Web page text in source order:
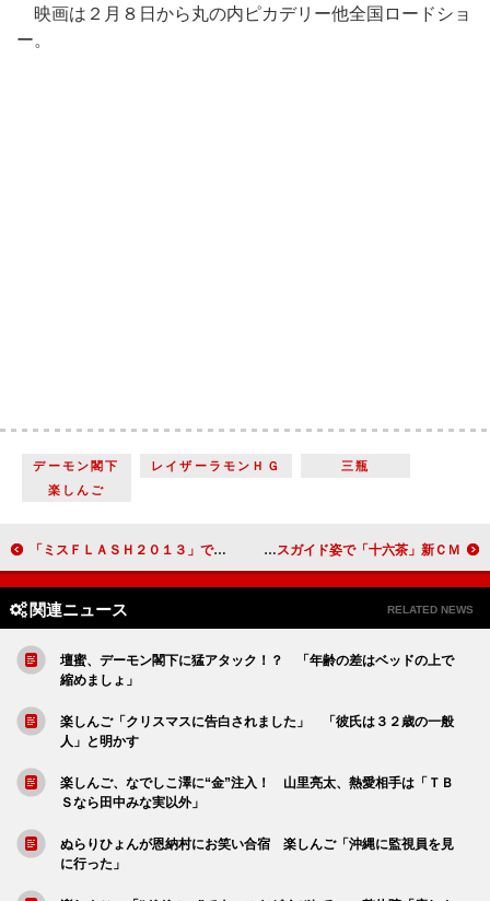
映画は２月８日から丸の内ピカデリー他全国ロードショ
ー。
デーモン閣下 レイザーラモンＨＧ
三瓶
楽しんご
「ミスＦＬＡＳＨ２０１３」でビキニ姿を披露 池田裕子は、公約通りに“ゲテモノ食い！？” ガッキー、ご当地キャラに笑顔 バスガイド姿で「十六茶」新ＣＭ
関連ニュース RELATED NEWS
壇蜜、デーモン閣下に猛アタック！？ 「年齢の差はベッドの上で
縮めましょ」
楽しんご「クリスマスに告白されました」 「彼氏は３２歳の一般
人」と明かす
楽しんご、なでしこ澤に“金”注入！ 山里亮太、熱愛相手は「ＴＢ
Ｓなら田中みな実以外」
ぬらりひょんが恩納村にお笑い合宿 楽しんご「沖縄に監視員を見
に行った」